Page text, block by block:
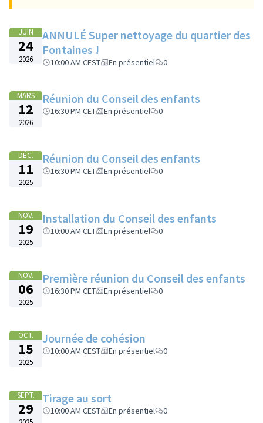
JUIN
24
2026
ANNULÉ Super nettoyage du quartier des
Fontaines !
10:00 AM CEST En présentiel 0
MARS
12
2026
Réunion du Conseil des enfants
16:30 PM CET En présentiel 0
DÉC.
11
2025
Réunion du Conseil des enfants
16:30 PM CET En présentiel 0
NOV.
19
2025
Installation du Conseil des enfants
10:00 AM CET En présentiel 0
NOV.
06
2025
Première réunion du Conseil des enfants
16:30 PM CET En présentiel 0
OCT.
15
2025
Journée de cohésion
10:00 AM CEST En présentiel 0
SEPT.
29
Tirage au sort
10:00 AM CEST En présentiel 0